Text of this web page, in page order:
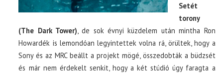
Setét
torony
(The Dark Tower), de sok évnyi küzdelem után mintha Ron
Howardék is lemondóan legyintettek volna rá, örültek, hogy a
Sony és az MRC beállt a projekt mögé, összedobták a büdzsét
és már nem érdekelt senkit, hogy a két stúdió úgy faragta a